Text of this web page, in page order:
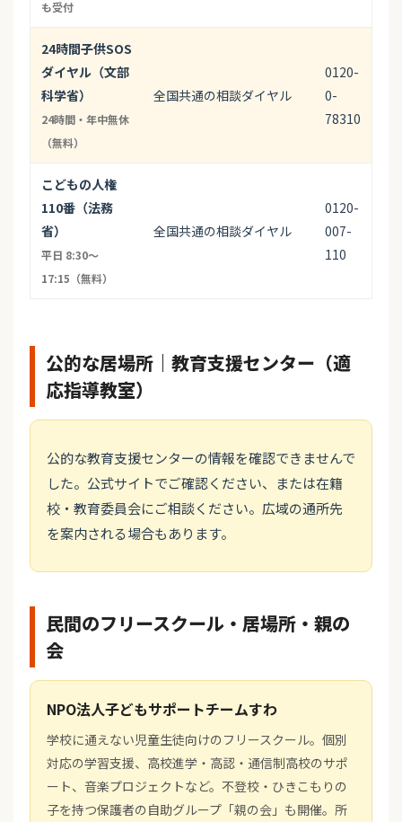
も受付
24時間子供SOS
ダイヤル（文部
科学省）
24時間・年中無休
（無料）
全国共通の相談ダイヤル
0120-
0-
78310
こどもの人権
110番（法務
省）
平日 8:30〜
17:15（無料）
全国共通の相談ダイヤル
0120-
007-
110
公的な居場所｜教育支援センター（適
応指導教室）
公的な教育支援センターの情報を確認できませんで
した。公式サイトでご確認ください、または在籍
校・教育委員会にご相談ください。広域の通所先
を案内される場合もあります。
民間のフリースクール・居場所・親の
会
NPO法人子どもサポートチームすわ
学校に通えない児童生徒向けのフリースクール。個別
対応の学習支援、高校進学・高認・通信制高校のサポ
ート、音楽プロジェクトなど。不登校・ひきこもりの
子を持つ保護者の自助グループ「親の会」も開催。所